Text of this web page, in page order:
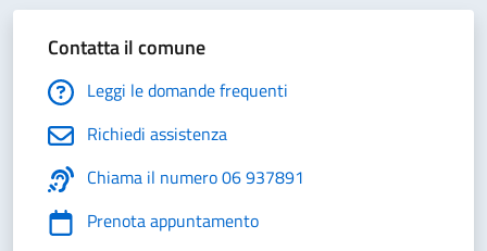
Contatta il comune
Leggi le domande frequenti
Richiedi assistenza
Chiama il numero 06 937891
Prenota appuntamento